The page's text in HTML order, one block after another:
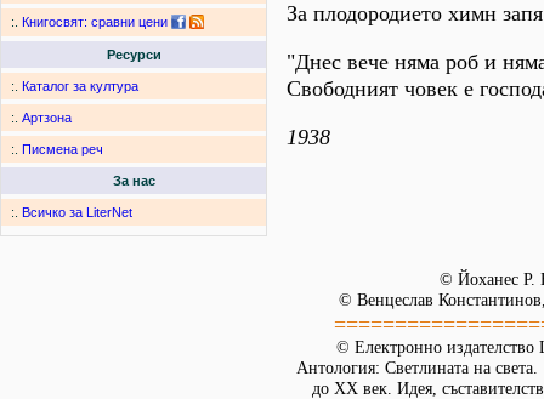
:. Книгосвят: сравни цени
Ресурси
:. Каталог за култура
:. Артзона
:. Писмена реч
За нас
:. Всичко за LiterNet
За плодородието химн
"Днес вече няма роб и
Свободният човек е
1938
© Йоханес Р.
© Венцеслав
© Електронно издателство
Антология: Светлината на
до XX век. Идея,